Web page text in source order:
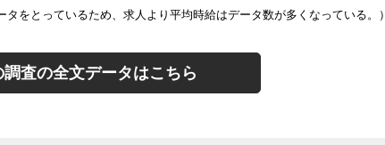
をとっているため、求人より平均時給はデータ数が多くなっている。）
調査の全文データはこちら